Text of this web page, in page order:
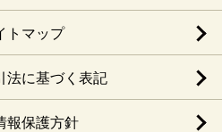
トマップ
法に基づく表記
報保護方針